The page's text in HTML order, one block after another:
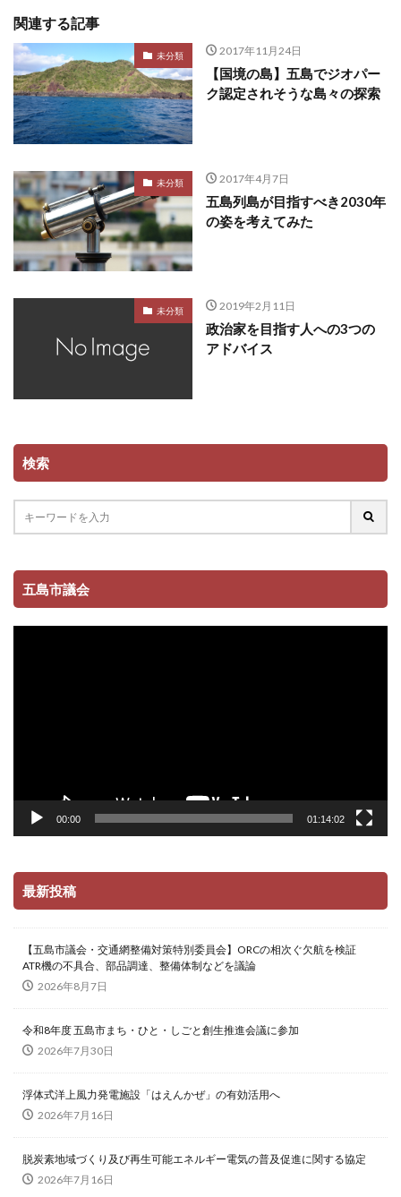
関連する記事
未分類 2017年11月24日
【国境の島】五島でジオパー
ク認定されそうな島々の探索
未分類 2017年4月7日
五島列島が目指すべき2030年
の姿を考えてみた
未分類 2019年2月11日
政治家を目指す人への3つの
アドバイス
検索
五島市議会
動
00:00 01:14:02
最新投稿
【五島市議会・交通網整備対策特別委員会】ORCの相次ぐ欠航を検証
ATR機の不具合、部品調達、整備体制などを議論
2026年8月7日
令和8年度 五島市まち・ひと・しごと創生推進会議に参加
2026年7月30日
浮体式洋上風力発電施設「はえんかぜ」の有効活用へ
2026年7月16日
脱炭素地域づくり及び再生可能エネルギー電気の普及促進に関する協定
2026年7月16日